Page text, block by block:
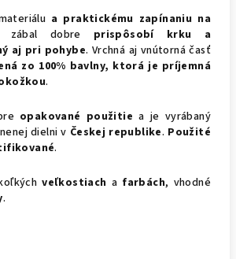
a praktickému zapínaniu na
zábal dobre prispôsobí krku a
aj pri pohybe. Vrchná aj vnútorná časť
zo 100% bavlny, ktorá je príjemná
.
opakované použitiea je vyrábaný
dielni v Českej republike. Použité
.
veľkostiach a farbách, vhodné
.